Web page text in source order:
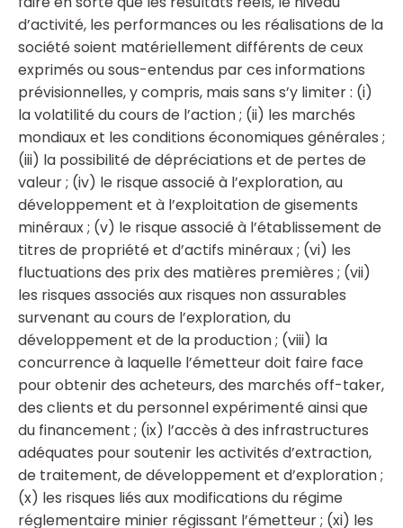
d’activité, les performances ou les réalisations de la
société soient matériellement différents de ceux
exprimés ou sous-entendus par ces informations
prévisionnelles, y compris, mais sans s’y limiter : (i)
la volatilité du cours de l’action ; (ii) les marchés
mondiaux et les conditions économiques générales ;
(iii) la possibilité de dépréciations et de pertes de
valeur ; (iv) le risque associé à l’exploration, au
développement et à l’exploitation de gisements
minéraux ; (v) le risque associé à l’établissement de
titres de propriété et d’actifs minéraux ; (vi) les
fluctuations des prix des matières premières ; (vii)
les risques associés aux risques non assurables
survenant au cours de l’exploration, du
développement et de la production ; (viii) la
concurrence à laquelle l’émetteur doit faire face
pour obtenir des acheteurs, des marchés off-taker,
des clients et du personnel expérimenté ainsi que
du financement ; (ix) l’accès à des infrastructures
adéquates pour soutenir les activités d’extraction,
de traitement, de développement et d’exploration ;
(x) les risques liés aux modifications du régime
réglementaire minier régissant l’émetteur ; (xi) les